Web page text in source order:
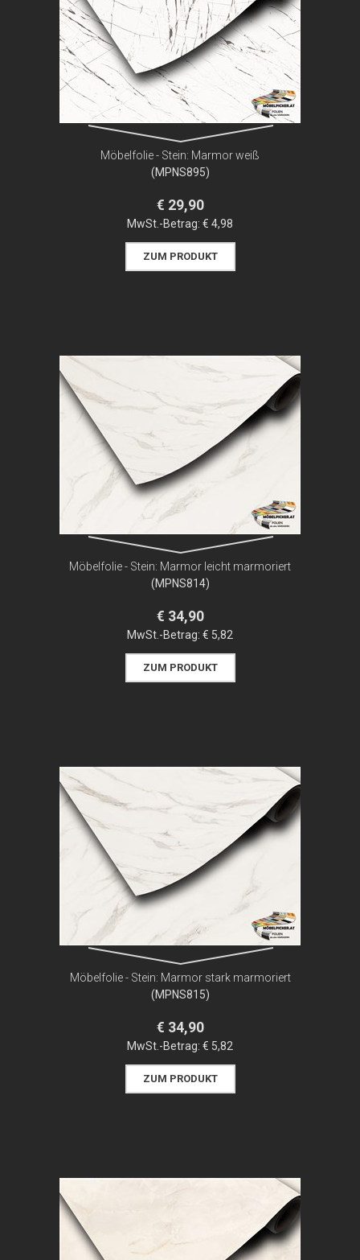
Möbelfolie - Stein: Marmor weiß
(MPNS895)
€ 29,90
MwSt.-Betrag: € 4,98
ZUM PRODUKT
Möbelfolie - Stein: Marmor leicht marmoriert
(MPNS814)
€ 34,90
MwSt.-Betrag: € 5,82
ZUM PRODUKT
Möbelfolie - Stein: Marmor stark marmoriert
(MPNS815)
€ 34,90
MwSt.-Betrag: € 5,82
ZUM PRODUKT